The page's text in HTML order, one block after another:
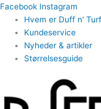
Gå
indholdet
Facebook Instagram
Hvem er Duff n' Turf
Kundeservice
Nyheder & artikler
Størrelsesguide